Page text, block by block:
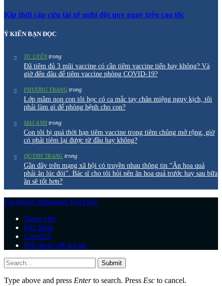
Kịp thời cấp cứu tài xế nghi đột quỵ ngay trên cao tốc
Ý KIẾN BẠN ĐỌC
TU UYÊNtrong
Đã tiêm đủ 3 mũi vaccine có cần tiêm vaccine tiếp hay không? Và
giờ đến đâu để tiêm vaccine phòng COVID-19?
PHƯƠNG TRANGtrong
Lớp mầm non con tôi học có ca mắc tay chân miệng nguy kịch, tôi
phải làm gì để phòng bệnh cho con?
MAI ANH trong
Con tôi bị quá thời hạn tiêm vaccine trong tiêm chủng mở rộng, giờ
có phải tiêm lại được từ đầu hay không?
QUYNH TRANG trong
Gần đây trên mạng xã hội có truyền nhau thông tin “Ăn hoa quả
phải ăn lúc đói”. Bác sĩ cho tôi hỏi nên ăn hoa quả trước hay sau bữa
ăn sẽ tốt hơn?
Facebook InstagramYouTube
Trang chủ
Sức khỏe
Covid19
Đối thoại với doctor
Submit
Type above and press Enterto search. Press Esc to cancel.